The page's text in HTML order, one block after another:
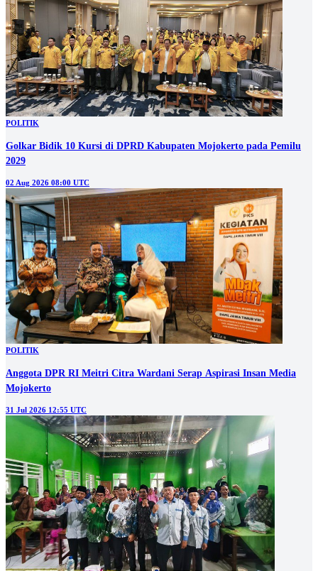
POLITIK
Golkar Bidik 10 Kursi di DPRD Kabupaten Mojokerto pada Pemilu
2029
02 Aug 2026 08:00 UTC
POLITIK
Anggota DPR RI Meitri Citra Wardani Serap Aspirasi Insan Media
Mojokerto
31 Jul 2026 12:55 UTC